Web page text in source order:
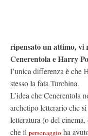
ripensato un attimo, vi
Cenerentola e Harry
l’unica differenza è che
stesso la fata Turchina.
L’idea che Cenerentola
archetipo letterario che
letteratura (o del
che il personaggio ha